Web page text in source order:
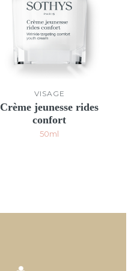
VISAGE
Crème jeunesse rides
confort
50ml